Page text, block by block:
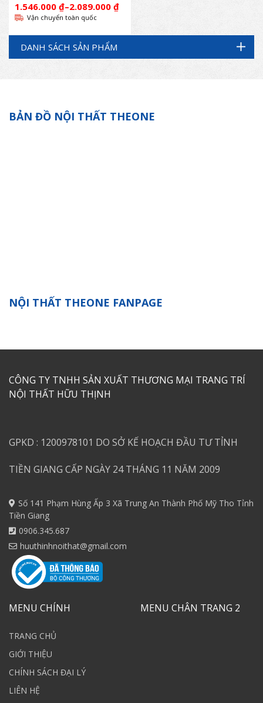
1.546.000 ₫–2.089.000 ₫
Vận chuyển toàn quốc
DANH SÁCH SẢN PHẨM
BẢN ĐỒ NỘI THẤT THEONE
NỘI THẤT THEONE FANPAGE
CÔNG TY TNHH SẢN XUẤT THƯƠNG MẠI TRANG TRÍ
NỘI THẤT HỮU THỊNH
GPKD : 1200978101 DO SỞ KẾ HOẠCH ĐẦU TƯ TỈNH
TIỀN GIANG CẤP NGÀY 24 THÁNG 11 NĂM 2009
Số 141 Phạm Hùng Ấp 3 Xã Trung An Thành Phố Mỹ Tho Tỉnh
Tiền Giang
0906.345.687
huuthinhnoithat@gmail.com
MENU CHÍNH
TRANG CHỦ
GIỚI THIỆU
CHÍNH SÁCH ĐẠI LÝ
LIÊN HỆ
MENU CHÂN TRANG 2